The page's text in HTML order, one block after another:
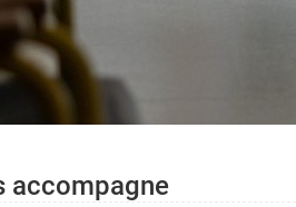
accompagne